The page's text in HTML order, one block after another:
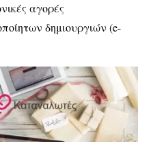
αγορές
δημιουργιών (e-